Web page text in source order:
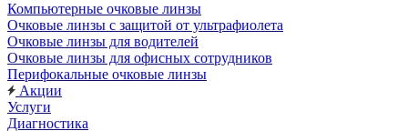
Компьютерные очковые линзы
Очковые линзы с защитой от ультрафиолета
Очковые линзы для водителей
Очковые линзы для офисных сотрудников
Перифокальные очковые линзы
Акции
Услуги
Диагностика